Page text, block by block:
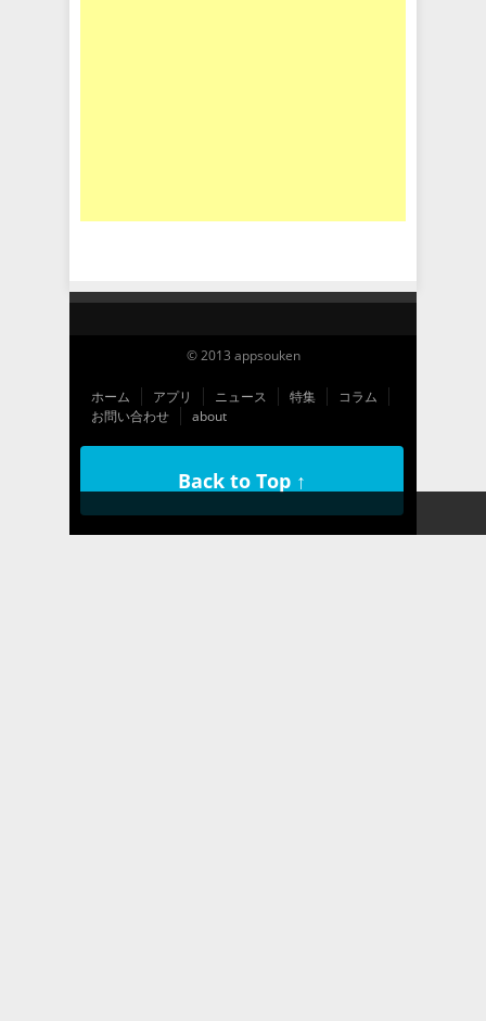
© 2013 appsouken
ホーム アプリ ニュース 特集
コラム
お問い合わせ
about
Back to Top ↑